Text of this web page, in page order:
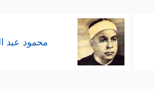
محمود عبد